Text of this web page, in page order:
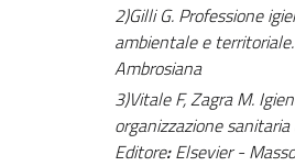
2)Gilli G. Professione
ambientale e
Ambrosiana
3)Vitale F, Zagra M.
organizzazione
Editore:Elsevier -